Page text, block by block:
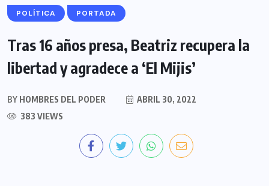
POLÍTICA PORTADA
Tras 16 años presa, Beatriz recupera la
libertad y agradece a ‘El Mijis’
BY HOMBRES DEL PODER
ABRIL 30, 2022
383 VIEWS